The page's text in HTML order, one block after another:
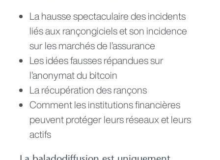
La hausse spectaculaire des incidents
liés aux rançongiciels et son incidence
sur les marchés de l’assurance
Les idées fausses répandues sur
l’anonymat du bitcoin
La récupération des rançons
Comment les institutions financières
peuvent protéger leurs réseaux et leurs
actifs